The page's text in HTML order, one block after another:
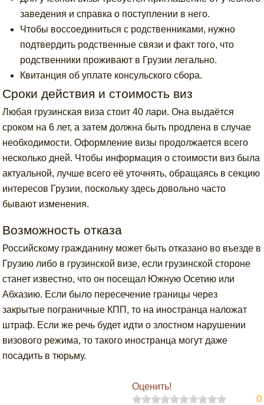
заведения и справка о поступлении в него.
Чтобы воссоединиться с родственниками, нужно
подтвердить родственные связи и факт того, что
родственники проживают в Грузии легально.
Квитанция об уплате консульского сбора.
Сроки действия и стоимость виз
Любая грузинская виза стоит 40 лари. Она выдаётся
сроком на 6 лет, а затем должна быть продлена в случае
необходимости. Оформление визы продолжается всего
несколько дней. Чтобы информация о стоимости виз была
актуальной, лучше всего её уточнять, обращаясь в секцию
интересов Грузии, поскольку здесь довольно часто
бывают изменения.
Возможность отказа
Российскому гражданину может быть отказано во въезде в
Грузию либо в грузинской визе, если грузинской стороне
станет известно, что он посещал Южную Осетию или
Абхазию. Если было пересечение границы через
закрытые пограничные КПП, то на иностранца наложат
штраф. Если же речь будет идти о злостном нарушении
визового режима, то такого иностранца могут даже
посадить в тюрьму.
Оценить!
0